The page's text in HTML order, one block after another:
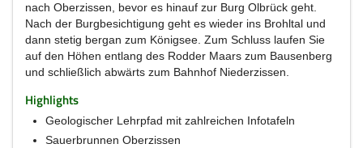
nach Oberzissen, bevor es hinauf zur Burg Olbrück geht.
Nach der Burgbesichtigung geht es wieder ins Brohltal und
dann stetig bergan zum Königsee. Zum Schluss laufen Sie
auf den Höhen entlang des Rodder Maars zum Bausenberg
und schließlich abwärts zum Bahnhof Niederzissen.
Highlights
Geologischer Lehrpfad mit zahlreichen Infotafeln
Sauerbrunnen Oberzissen